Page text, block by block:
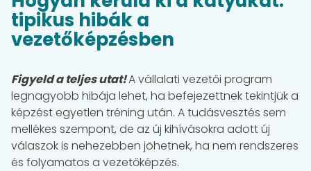
tipikus hibák a
vezetőképzésben
Figyeld a teljes utat!A vállalati vezetői program
legnagyobb hibája lehet, ha befejezettnek tekintjük a
képzést egyetlen tréning után. A tudásvesztés sem
mellékes szempont, de az új kihívásokra adott új
válaszok is nehezebben jöhetnek, ha nem rendszeres
és folyamatos a vezetőképzés.